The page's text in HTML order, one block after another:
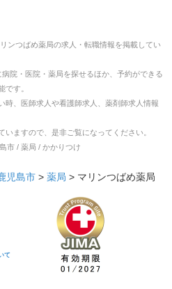
ンつばめ薬局の求人・転職情報を掲載してい
院・医院・薬局を探せるほか、予約ができる
です。
時、医師求人や看護師求人、薬剤師求人情報
ますので、是非ご覧になってください。
市 / 薬局 / かかりつけ
児島市 > 薬局 > マリンつばめ薬局
て